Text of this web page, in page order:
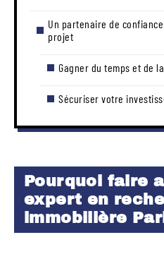
Un partenaire de
projet
Gagner du temps et de
Sécuriser votre
Pourquoi faire
expert en
immobilière